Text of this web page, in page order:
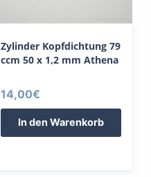
Zylinder Kopfdichtung 79
ccm 50 x 1,2 mm Athena
14,00€
In den Warenkorb